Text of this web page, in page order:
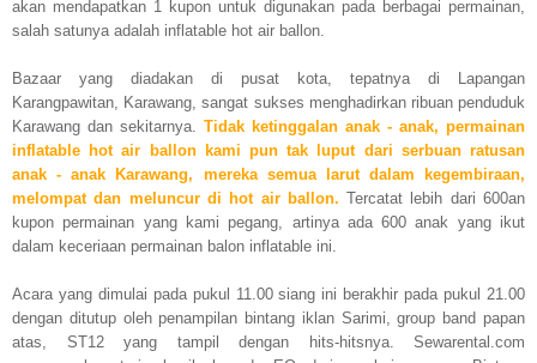
akan mendapatkan 1 kupon untuk digunakan pada berbagai permainan,
salah satunya adalah inflatable hot air ballon.
Bazaar yang diadakan di pusat kota, tepatnya di Lapangan
Karangpawitan, Karawang, sangat sukses menghadirkan ribuan penduduk
Karawang dan sekitarnya. Tidak ketinggalan anak - anak, permainan
inflatable hot air ballon kami pun tak luput dari serbuan ratusan
anak - anak Karawang, mereka semua larut dalam kegembiraan,
melompat dan meluncur di hot air ballon. Tercatat lebih dari 600an
kupon permainan yang kami pegang, artinya ada 600 anak yang ikut
dalam keceriaan permainan balon inflatable ini.
Acara yang dimulai pada pukul 11.00 siang ini berakhir pada pukul 21.00
dengan ditutup oleh penampilan bintang iklan Sarimi, group band papan
atas, ST12 yang tampil dengan hits-hitsnya. Sewarental.com